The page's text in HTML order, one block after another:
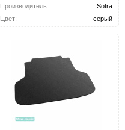
Производитель:
Sotra
Цвет:
серый